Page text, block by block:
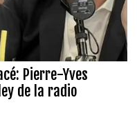
Pierre-Yves
de la radio